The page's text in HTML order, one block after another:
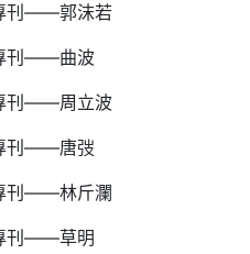
刊——郭沫若
刊——曲波
刊——周立波
刊——唐弢
刊——林斤瀾
刊——草明